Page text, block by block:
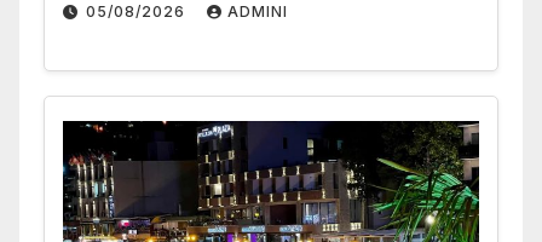
05/08/2026 ADMINI